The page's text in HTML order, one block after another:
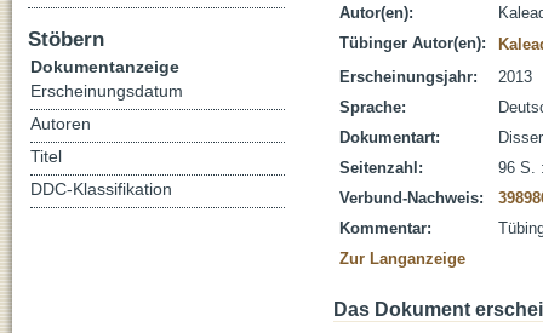
Autor(en):
Tübinger Autor(en):
Erscheinungsjahr:
2013
Sprache:
Dokumentart:
Seitenzahl:
96 S.
Verbund-Nachweis:
Kommentar:
Zur Langanzeige
Das Dokument
Stöbern
Dokumentanzeige
Erscheinungsdatum
Autoren
Titel
DDC-Klassifikation